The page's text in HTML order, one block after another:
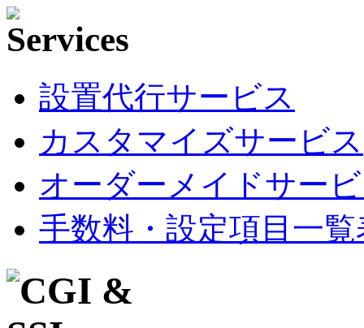
設置代行サービス
カスタマイズサービス
オーダーメイドサー
手数料・設定項目一覧